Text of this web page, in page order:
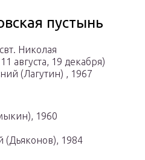
пустынь
Николая
августа, 19 декабря)
(Лагутин) , 1967
1960
1984